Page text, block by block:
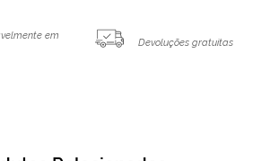
em
Devoluções gratuitas